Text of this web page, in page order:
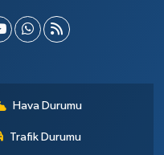
Hava Durumu
Trafik Durumu